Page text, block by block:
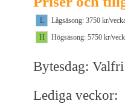
L
Lågsäsong: 3750 kr/
H
Högsäsong: 5750 kr/
Bytesdag: Valfri
Lediga veckor: